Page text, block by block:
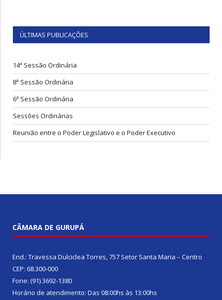
ÚLTIMAS PUBLICAÇÕES
14ª Sessão Ordinária
8ª Sessão Ordinária
6ª Sessão Ordinária
Sessões Ordinárias
Reunião entre o Poder Legislativo e o Poder Executivo
CÂMARA DE GURUPÁ
End.: Travessa Dulciclea Torres, 757 Setor Santa Maria – Centro
CEP: 68.300-000
Fone: (91) 3692-1380
Horário de atendimento: Das 08:00hs às 13:00hs